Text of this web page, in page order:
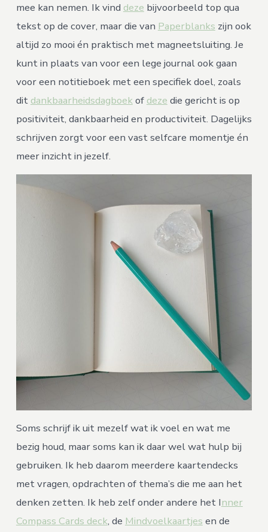
mee kan nemen. Ik vind deze bijvoorbeeld top qua
tekst op de cover, maar die van Paperblanks zijn ook
altijd zo mooi én praktisch met magneetsluiting. Je
kunt in plaats van voor een lege journal ook gaan
voor een notitieboek met een specifiek doel, zoals
dit dankbaarheidsdagboekof deze die gericht is op
positiviteit, dankbaarheid en productiviteit. Dagelijks
schrijven zorgt voor een vast selfcare momentje én
meer inzicht in jezelf.
Soms schrijf ik uit mezelf wat ik voel en wat me
bezig houd, maar soms kan ik daar wel wat hulp bij
gebruiken. Ik heb daarom meerdere kaartendecks
met vragen, opdrachten of thema’s die me aan het
denken zetten. Ik heb zelf onder andere het Inner
Compass Cards deck, de Mindvoelkaartjes en de